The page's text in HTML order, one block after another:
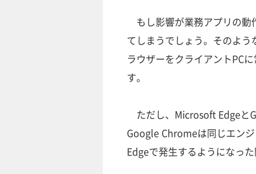
もし影響が業務アプリの動
てしまうでしょう。そのよ
ラウザーをクライアントPC
す。
ただし、Microsoft Edgeと
Google Chromeは同じエン
Edgeで発生するようになっ